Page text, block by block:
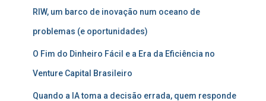
RIW, um barco de inovação num oceano de
problemas (e oportunidades)
O Fim do Dinheiro Fácil e a Era da Eficiência no
Venture Capital Brasileiro
Quando a IA toma a decisão errada, quem responde